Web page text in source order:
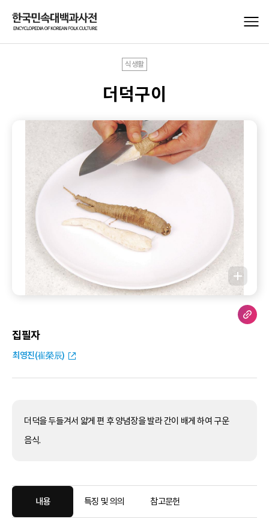
식생활
더덕구이
집필자
최영진(崔榮辰)
더덕을 두들겨서 얇게 편 후 양념장을 발라 간이 배게 하여 구운
음식.
내용 특징 및 의의 참고문헌